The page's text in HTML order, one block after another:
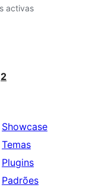
activas
2
Showcase
Temas
Plugins
Padrões